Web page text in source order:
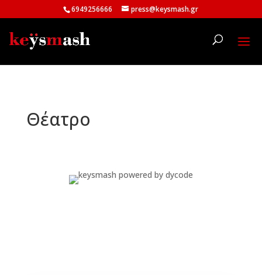
6949256666 press@keysmash.gr
Θέατρο